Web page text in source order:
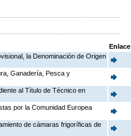
Enlace
la Denominación de Origen
Ganadería, Pesca y
al Título de Técnico en
por la Comunidad Europea
de cámaras frigoríficas de